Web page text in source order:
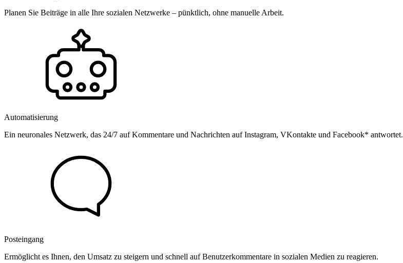
Planen Sie Beiträge in alle Ihre sozialen Netzwerke – pünktlich, ohne manuelle Arbeit.
Automatisierung
Ein neuronales Netzwerk, das 24/7 auf Kommentare und Nachrichten auf Instagram, VKontakte und Facebook* antwortet.
Posteingang
Ermöglicht es Ihnen, den Umsatz zu steigern und schnell auf Benutzerkommentare in sozialen Medien zu reagieren.